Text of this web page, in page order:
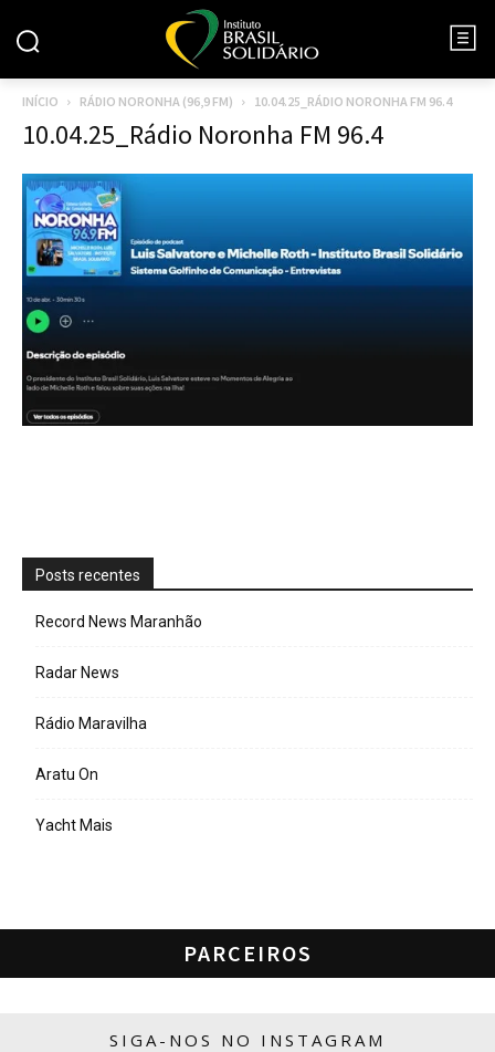
INÍCIO RÁDIO NORONHA (96,9 FM) 10.04.25_RÁDIO NORONHA FM 96.4
10.04.25_Rádio Noronha FM 96.4
Posts recentes
Record News Maranhão
Radar News
Rádio Maravilha
Aratu On
Yacht Mais
PARCEIROS
SIGA-NOS NO INSTAGRAM